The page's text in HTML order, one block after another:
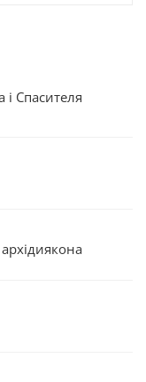
Спасителя